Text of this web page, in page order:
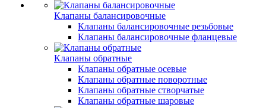
Клапаны балансировочные
Клапаны балансировочные резьбовые
Клапаны балансировочные фланцевые
Клапаны обратные
Клапаны обратные осевые
Клапаны обратные поворотные
Клапаны обратные створчатые
Клапаны обратные шаровые